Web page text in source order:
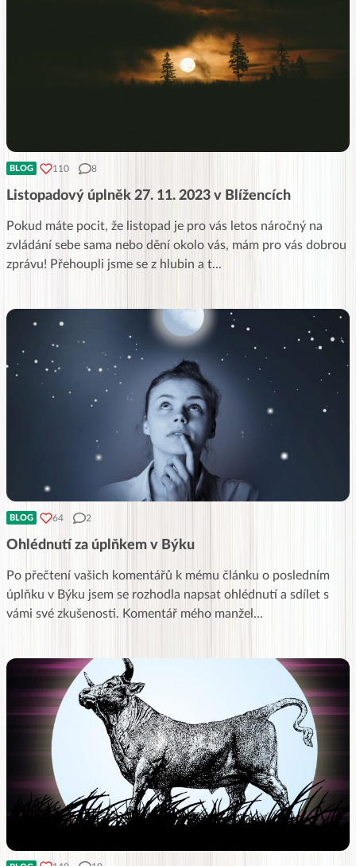
BLOG 110 8
Listopadový úplněk 27. 11. 2023 v Blížencích
Pokud máte pocit, že listopad je pro vás letos náročný na
zvládání sebe sama nebo dění okolo vás, mám pro vás dobrou
zprávu! Přehoupli jsme se z hlubin a t...
BLOG 64 2
Ohlédnutí za úplňkem v Býku
Po přečtení vašich komentářů k mému článku o posledním
úplňku v Býku jsem se rozhodla napsat ohlédnutí a sdílet s
vámi své zkušenosti. Komentář mého manžel ...